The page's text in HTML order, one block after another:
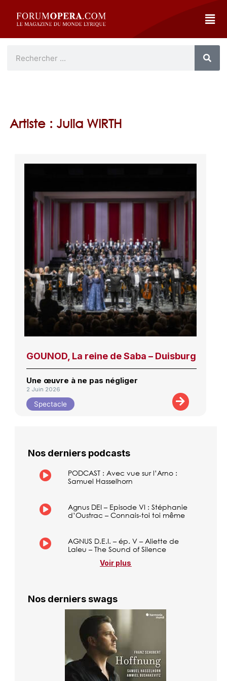
Artiste : Julia WIRTH
GOUNOD, La reine de Saba – Duisburg
Une œuvre à ne pas négliger
2 Juin 2026
Spectacle
Nos derniers podcasts
PODCAST : Avec vue sur l’Arno :
Samuel Hasselhorn
Agnus DEI – Episode VI : Stéphanie
d’Oustrac – Connais-toi toi même
AGNUS D.E.I. – ép. V – Aliette de
Laleu – The Sound of Silence
Voir plus
Nos derniers swags